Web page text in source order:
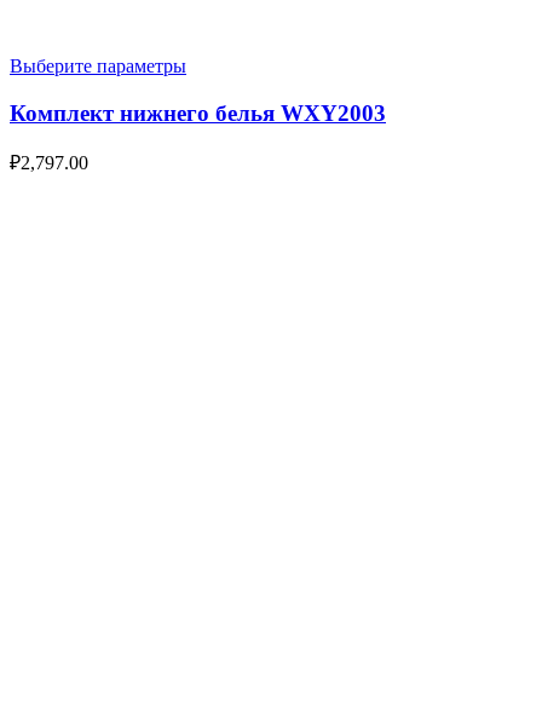
Выберите параметры
Комплект нижнего белья WXY2003
₽2,797.00